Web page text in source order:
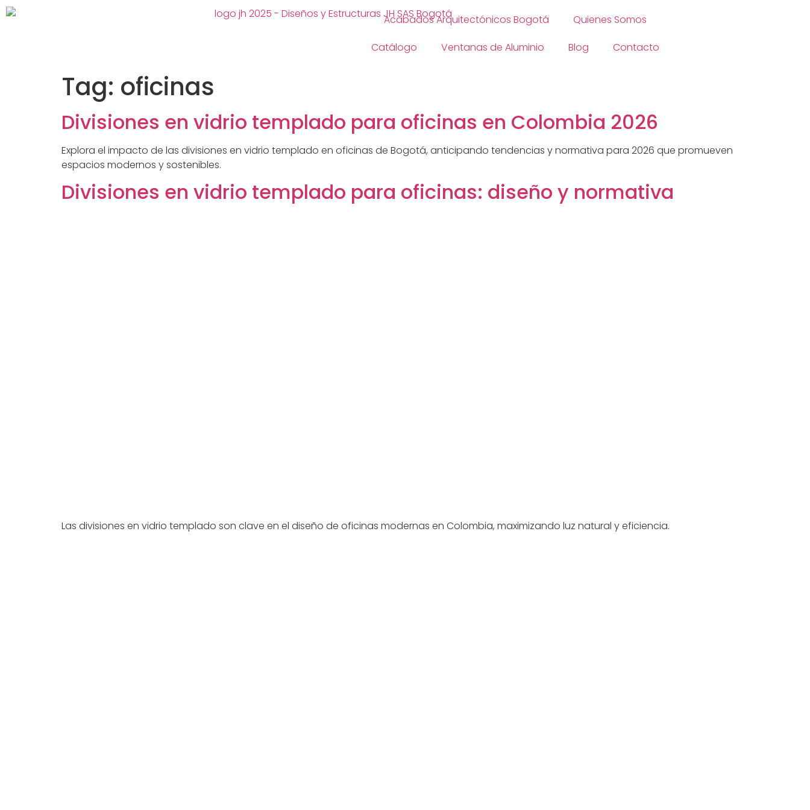
Acabados Arquitectónicos Bogotá
Quienes Somos
Catálogo
Ventanas de Aluminio Blog Contacto
Tag: oficinas
Divisiones en vidrio templado para oficinas en Colombia 2026
Explora el impacto de las divisiones en vidrio templado en oficinas de Bogotá, anticipando tendencias y normativa para 2026 que promueven
espacios modernos y sostenibles.
Divisiones en vidrio templado para oficinas: diseño y normativa
Las divisiones en vidrio templado son clave en el diseño de oficinas modernas en Colombia, maximizando luz natural y eficiencia.